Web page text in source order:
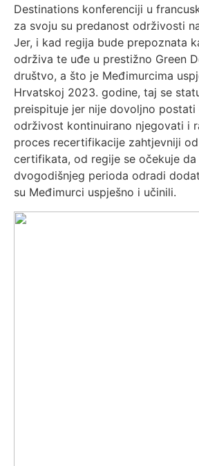
Destinations konferenciji u
za svoju su predanost održivosti
Jer, i kad regija bude prepoznata
održiva te uđe u prestižno Green
društvo, a što je Međimurcima
Hrvatskoj 2023. godine, taj se
preispituje jer nije dovoljno
održivost kontinuirano njegovati i
proces recertifikacije zahtjevniji
certifikata, od regije se očekuje
dvogodišnjeg perioda odradi
su Međimurci uspješno i učinili.